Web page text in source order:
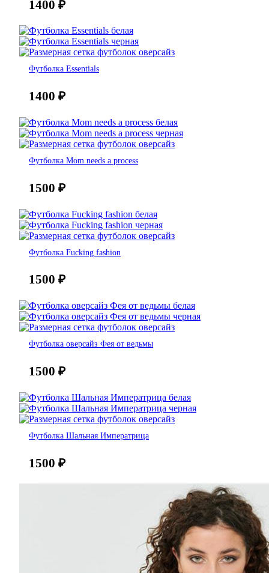
1400 ₽
Футболка Essentials
1400 ₽
Футболка Mom needs a process
1500 ₽
Футболка Fucking fashion
1500 ₽
Футболка оверсайз Фея от ведьмы
1500 ₽
Футболка Шальная Императрица
1500 ₽